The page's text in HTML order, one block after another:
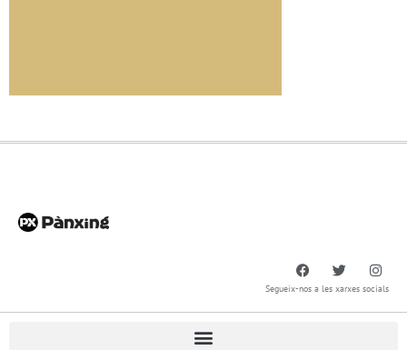
Segueix-nos a les xarxes socials